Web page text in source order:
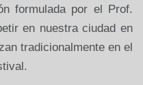
formulada por el Prof.
en nuestra ciudad en
tradicionalmente en el